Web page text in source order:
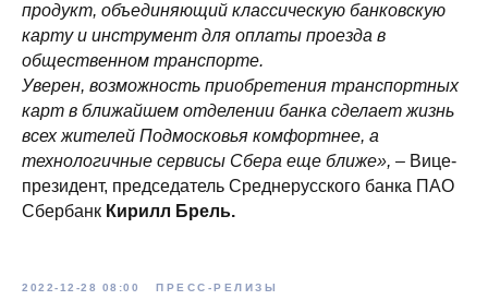
продукт, объединяющий классическую банковскую
карту и инструмент для оплаты проезда в
общественном транспорте.
Уверен, возможность приобретения транспортных
карт в ближайшем отделении банка сделает жизнь
всех жителей Подмосковья комфортнее, а
технологичные сервисы Сбера еще ближе», – Вице-
президент, председатель Среднерусского банка ПАО
Сбербанк Кирилл Брель.
2022-12-28 08:00 ПРЕСС-РЕЛИЗЫ